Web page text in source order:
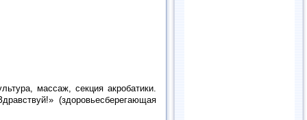
массаж, секция акробатики.
(здоровьесберегающая